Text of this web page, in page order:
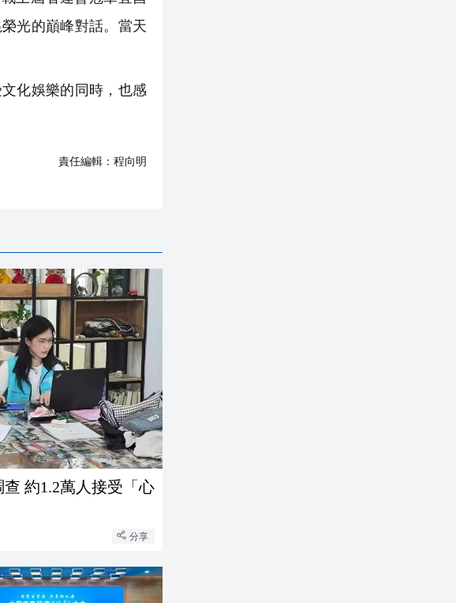
光的巔峰對話。當天
化娛樂的同時，也感
責任編輯： 程向明
約1.2萬人接受「心
分享